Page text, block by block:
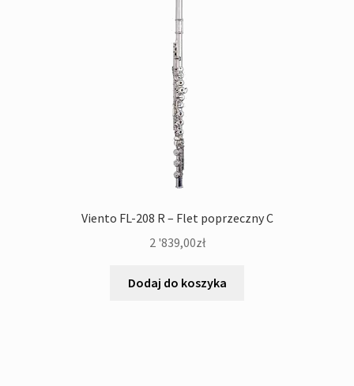
Viento FL-208 R – Flet poprzeczny C
2 '839,00zł
Dodaj do koszyka